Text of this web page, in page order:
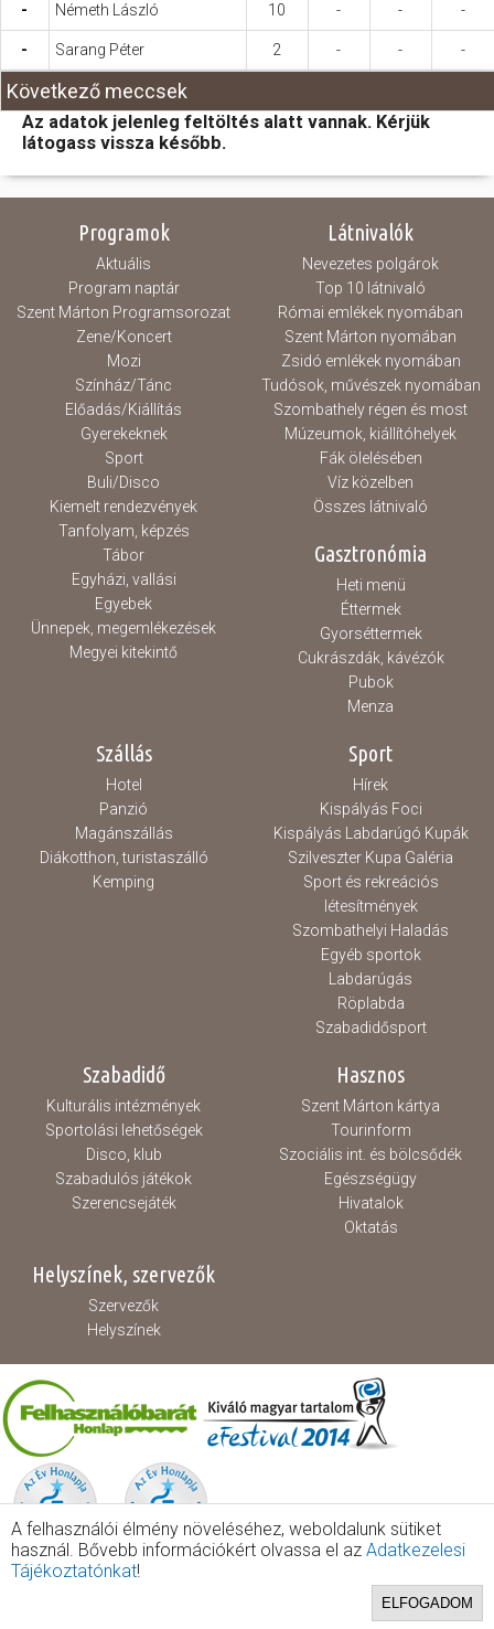
- Németh László 10 - - -
- Sarang Péter 2 - - -
Következő meccsek
Az adatok jelenleg feltöltés alatt vannak. Kérjük
látogass vissza később.
Programok
Aktuális
Program naptár
Szent Márton Programsorozat
Zene/Koncert
Mozi
Színház/Tánc
Előadás/Kiállítás
Gyerekeknek
Sport
Buli/Disco
Kiemelt rendezvények
Tanfolyam, képzés
Tábor
Egyházi, vallási
Egyebek
Ünnepek, megemlékezések
Megyei kitekintő
Látnivalók
Nevezetes polgárok
Top 10 látnivaló
Római emlékek nyomában
Szent Márton nyomában
Zsidó emlékek nyomában
Tudósok, művészek nyomában
Szombathely régen és most
Múzeumok, kiállítóhelyek
Fák ölelésében
Víz közelben
Összes látnivaló
Gasztronómia
Heti menü
Éttermek
Gyorséttermek
Cukrászdák, kávézók
Pubok
Menza
Szállás
Hotel
Panzió
Magánszállás
Diákotthon, turistaszálló
Kemping
Sport
Hírek
Kispályás Foci
Kispályás Labdarúgó Kupák
Szilveszter Kupa Galéria
Sport és rekreációs
létesítmények
Szombathelyi Haladás
Egyéb sportok
Labdarúgás
Röplabda
Szabadidősport
Szabadidő
Kulturális intézmények
Sportolási lehetőségek
Disco, klub
Szabadulós játékok
Szerencsejáték
Hasznos
Szent Márton kártya
Tourinform
Szociális int. és bölcsődék
Egészségügy
Hivatalok
Oktatás
Helyszínek, szervezők
Szervezők
Helyszínek
A felhasználói élmény növeléséhez, weboldalunk sütiket
használ. Bővebb információkért olvassa el az Adatkezelesi
Tájékoztatónkat!
ELFOGADOM